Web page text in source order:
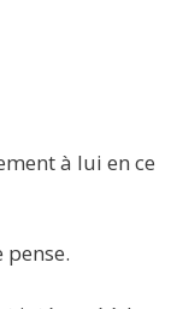
à lui en ce
pense.